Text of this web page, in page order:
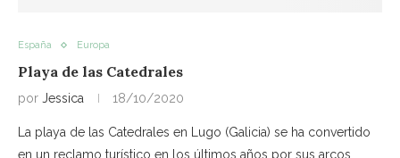
España Europa
Playa de las Catedrales
por Jessica 18/10/2020
La playa de las Catedrales en Lugo (Galicia) se ha convertido
en un reclamo turístico en los últimos años por sus arcos